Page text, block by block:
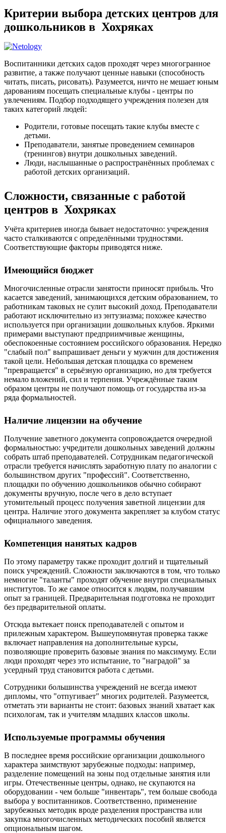
Критерии выбора детских центров для
дошкольников в Хохряках
Воспитанники детских садов проходят через многогранное
развитие, а также получают ценные навыки (способность
читать, писать, рисовать). Разумеется, ничто не мешает юным
дарованиям посещать специальные клубы - центры по
увлечениям. Подбор подходящего учреждения полезен для
таких категорий людей:
Родители, готовые посещать такие клубы вместе с
детьми.
Преподаватели, занятые проведением семинаров
(тренингов) внутри дошкольных заведений.
Люди, наслышанные о распространённых проблемах с
работой детских организаций.
Сложности, связанные с работой
центров в Хохряках
Учёта критериев иногда бывает недостаточно: учреждения
часто сталкиваются с определёнными трудностями.
Соответствующие факторы приводятся ниже.
Имеющийся бюджет
Многочисленные отрасли занятости приносят прибыль. Что
касается заведений, занимающихся детским образованием, то
работникам таковых не сулит высокий доход. Преподаватели
работают исключительно из энтузиазма; похожее качество
используется при организации дошкольных клубов. Яркими
примерами выступают предприимчивые женщины,
обеспокоенные состоянием российского образования. Нередко
"слабый пол" выпрашивает деньги у мужчин для достижения
такой цели. Небольшая детская площадка со временем
"превращается" в серьёзную организацию, но для требуется
немало вложений, сил и терпения. Учреждённые таким
образом центры не получают помощь от государства из-за
ряда формальностей.
Наличие лицензии на обучение
Получение заветного документа сопровождается очередной
формальностью: учредители дошкольных заведений должны
собрать штаб преподавателей. Сотрудникам педагогической
отрасли требуется начислять заработную плату по аналогии с
большинством других "профессий". Соответственно,
площадки по обучению дошкольников обычно собирают
документы вручную, после чего в дело вступает
утомительный процесс получения заветной лицензии для
центра. Наличие этого документа закрепляет за клубом статус
официального заведения.
Компетенция нанятых кадров
По этому параметру также проходит долгий и тщательный
поиск учреждений. Сложности заключаются в том, что только
немногие "таланты" проходят обучение внутри специальных
институтов. То же самое относится к людям, получавшим
опыт за границей. Предварительная подготовка не проходит
без предварительной оплаты.
Отсюда вытекает поиск преподавателей с опытом и
прилежным характером. Вышеупомянутая проверка также
включает направления на дополнительные курсы,
позволяющие проверить базовые знания по максимуму. Если
люди проходят через это испытание, то "наградой" за
усердный труд становится работа с детьми.
Сотрудники большинства учреждений не всегда имеют
дипломы, что "отпугивает" многих родителей. Разумеется,
отметать эти варианты не стоит: базовых знаний хватает как
психологам, так и учителям младших классов школы.
Используемые программы обучения
В последнее время российские организации дошкольного
характера заимствуют зарубежные подходы: например,
разделение помещений на зоны под отдельные занятия или
игры. Отечественные центры, однако, не скупаются на
оборудовании - чем больше "инвентарь", тем больше свобода
выбора у воспитанников. Соответственно, применение
зарубежных методик вроде разделения пространства или
закупка многочисленных методических пособий является
опциональным шагом.